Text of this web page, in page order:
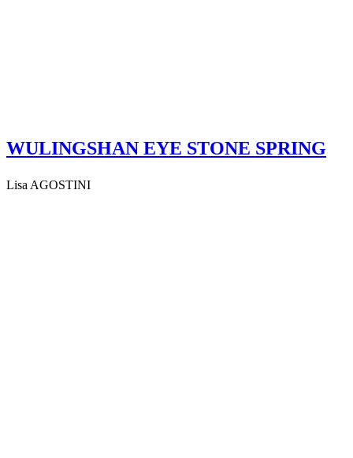
WULINGSHAN EYE STONE SPRING
Lisa AGOSTINI